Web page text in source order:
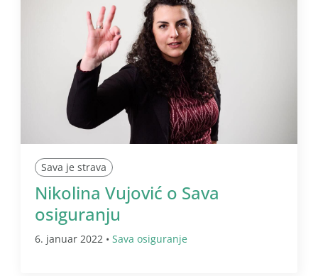
Sava je strava
Nikolina Vujović o Sava
osiguranju
6. januar 2022 • Sava osiguranje